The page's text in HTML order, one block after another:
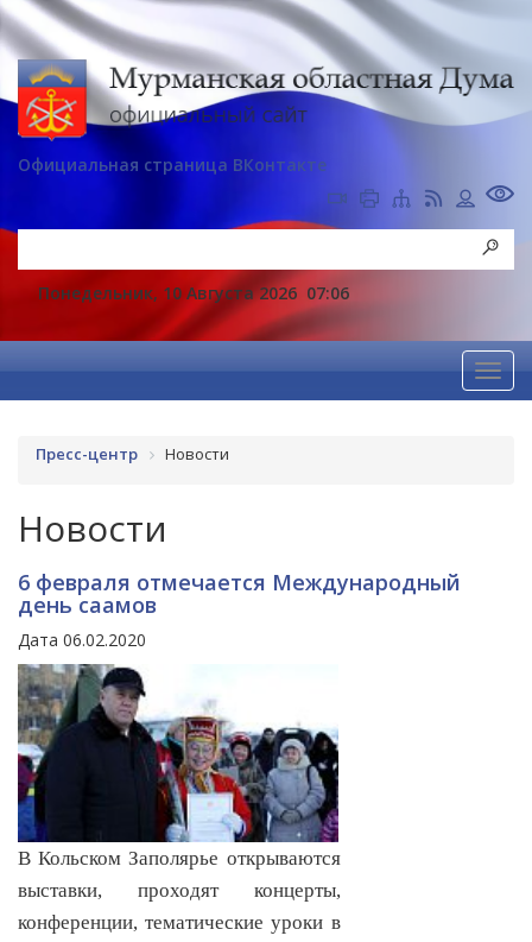
Официальная страница ВКонтакте
Понедельник, 10 Августа 2026 07:06
Пресс-центр Новости
Новости
6 февраля отмечается Международный
день саамов
Дата 06.02.2020
В Кольском Заполярье открываются
выставки, проходят концерты,
конференции, тематические уроки в